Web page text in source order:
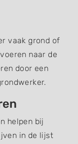
vaak grond of
naar de
door een
helpen bij
in de lijst